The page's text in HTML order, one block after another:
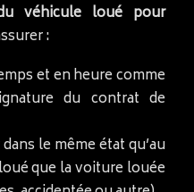
véhicule loué pour
:
et en heure comme
du contrat de
le même état qu’au
que la voiture louée